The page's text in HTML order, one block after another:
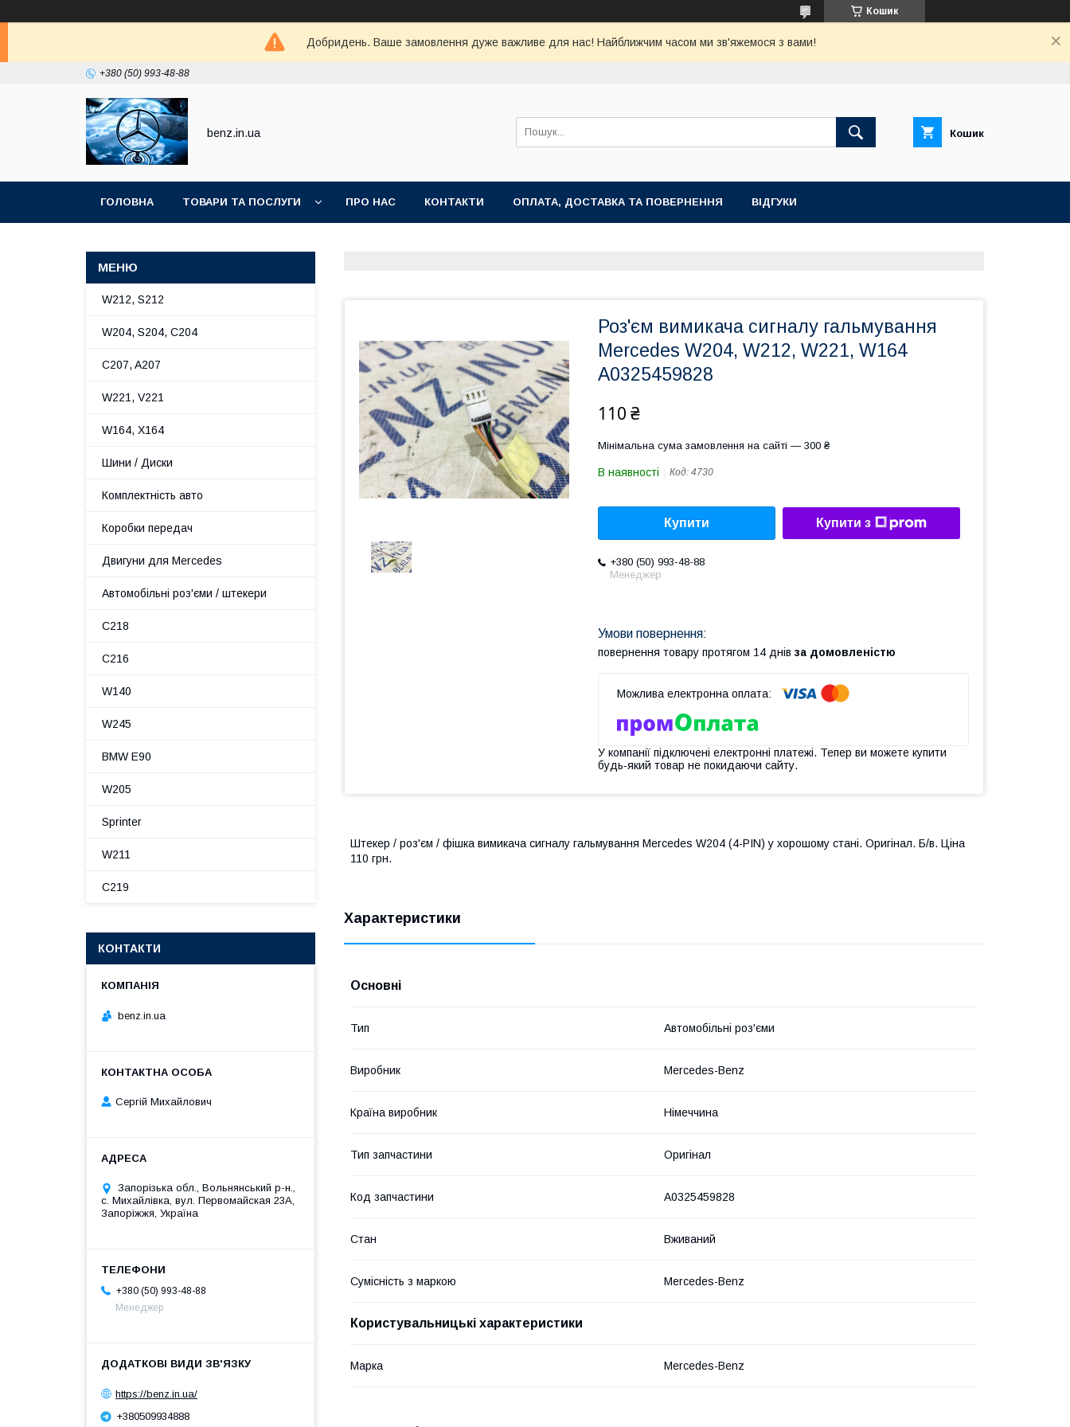
Кошик
Добридень. Ваше замовлення дуже важливе для нас! Найближчим часом ми зв'яжемося з вами!
+380 (50) 993-48-88
benz.in.ua Кошик
ГОЛОВНА ТОВАРИ ТА ПОСЛУГИ ПРО НАС КОНТАКТИ ОПЛАТА, ДОСТАВКА ТА ПОВЕРНЕННЯ ВІДГУКИ
Роз'єм вимикача сигналу гальмування
Mercedes W204, W212, W221, W164
A0325459828
110 ₴
Мінімальна сума замовлення на сайті — 300 ₴
В наявності Код: 4730
Купити Купити з
+380 (50) 993-48-88
Менеджер
повернення товару протягом 14 днів за домовленістю
У компанії підключені електронні платежі. Тепер ви можете купити
будь-який товар не покидаючи сайту.
Штекер / роз'єм / фішка вимикача сигналу гальмування Mercedes W204 (4-PIN) у хорошому стані. Оригінал. Б/в. Ціна
110 грн.
Характеристики
Основні
Тип Автомобільні роз'єми
Виробник Mercedes-Benz
Країна виробник Німеччина
Тип запчастини Оригінал
Код запчастини A0325459828
Стан Вживаний
Сумісність з маркою Mercedes-Benz
Користувальницькі характеристики
Марка Mercedes-Benz
W212, S212
W204, S204, C204
C207, A207
W221, V221
W164, X164
Шини / Диски
Комплектність авто
Коробки передач
Двигуни для Mercedes
Автомобільні роз'єми / штекери
C218
C216
W140
W245
BMW E90
W205
Sprinter
W211
C219
КОНТАКТИ
benz.in.ua
Сергій Михайлович
Запорізька обл., Вольнянський р-н.,
с. Михайлівка, вул. Первомайская 23А,
Запоріжжя, Україна
+380 (50) 993-48-88
Менеджер
https://benz.in.ua/
+380509934888